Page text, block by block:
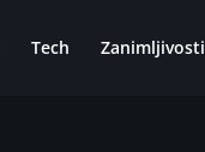
Tech Zanimljivosti